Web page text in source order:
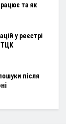
та як
у реєстрі
ТЦК
після